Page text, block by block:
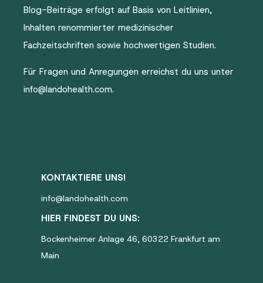
Blog-Beiträge erfolgt auf Basis von Leitlinien,
Inhalten renommierter medizinischer
Fachzeitschriften sowie hochwertigen Studien.
Für Fragen und Anregungen erreichst du uns unter
info@landohealth.com.
KONTAKTIERE UNS!
info@landohealth.com
HIER FINDEST DU UNS:
Bockenheimer Anlage 46, 60322 Frankfurt am
Main